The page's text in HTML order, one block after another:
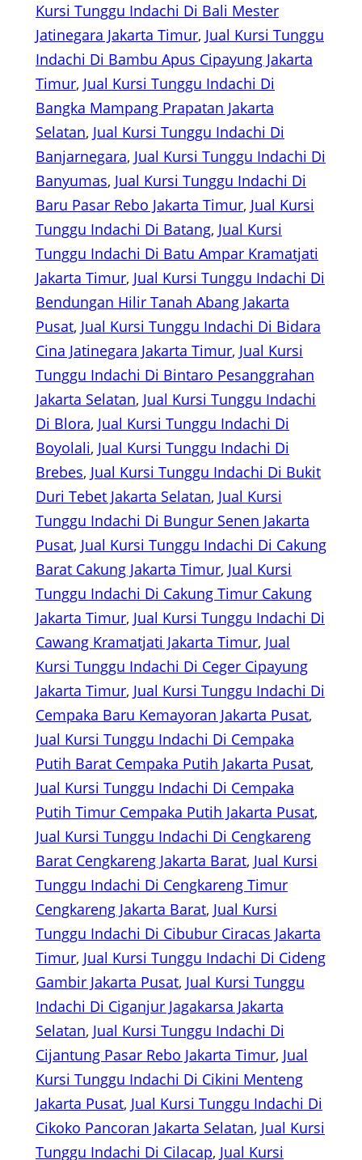
Kursi Tunggu Indachi Di Bali Mester
Jatinegara Jakarta Timur, Jual Kursi Tunggu
Indachi Di Bambu Apus Cipayung Jakarta
Timur, Jual Kursi Tunggu Indachi Di
Bangka Mampang Prapatan Jakarta
Selatan, Jual Kursi Tunggu Indachi Di
Banjarnegara, Jual Kursi Tunggu Indachi Di
Banyumas, Jual Kursi Tunggu Indachi Di
Baru Pasar Rebo Jakarta Timur, Jual Kursi
Tunggu Indachi Di Batang, Jual Kursi
Tunggu Indachi Di Batu Ampar Kramatjati
Jakarta Timur, Jual Kursi Tunggu Indachi Di
Bendungan Hilir Tanah Abang Jakarta
Pusat, Jual Kursi Tunggu Indachi Di Bidara
Cina Jatinegara Jakarta Timur, Jual Kursi
Tunggu Indachi Di Bintaro Pesanggrahan
Jakarta Selatan, Jual Kursi Tunggu Indachi
Di Blora, Jual Kursi Tunggu Indachi Di
Boyolali, Jual Kursi Tunggu Indachi Di
Brebes, Jual Kursi Tunggu Indachi Di Bukit
Duri Tebet Jakarta Selatan, Jual Kursi
Tunggu Indachi Di Bungur Senen Jakarta
Pusat, Jual Kursi Tunggu Indachi Di Cakung
Barat Cakung Jakarta Timur, Jual Kursi
Tunggu Indachi Di Cakung Timur Cakung
Jakarta Timur, Jual Kursi Tunggu Indachi Di
Cawang Kramatjati Jakarta Timur, Jual
Kursi Tunggu Indachi Di Ceger Cipayung
Jakarta Timur, Jual Kursi Tunggu Indachi Di
Cempaka Baru Kemayoran Jakarta Pusat
Jual Kursi Tunggu Indachi Di Cempaka
Putih Barat Cempaka Putih Jakarta Pusat
Jual Kursi Tunggu Indachi Di Cempaka
Putih Timur Cempaka Putih Jakarta Pusat
Jual Kursi Tunggu Indachi Di Cengkareng
Barat Cengkareng Jakarta Barat, Jual Kursi
Tunggu Indachi Di Cengkareng Timur
Cengkareng Jakarta Barat, Jual Kursi
Tunggu Indachi Di Cibubur Ciracas Jakarta
Timur, Jual Kursi Tunggu Indachi Di Cideng
Gambir Jakarta Pusat, Jual Kursi Tunggu
Indachi Di Ciganjur Jagakarsa Jakarta
Selatan, Jual Kursi Tunggu Indachi Di
Cijantung Pasar Rebo Jakarta Timur, Jual
Kursi Tunggu Indachi Di Cikini Menteng
Jakarta Pusat, Jual Kursi Tunggu Indachi Di
Cikoko Pancoran Jakarta Selatan, Jual Kursi
Tunggu Indachi Di Cilacap, Jual Kursi